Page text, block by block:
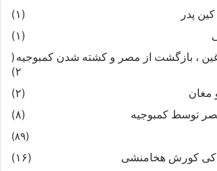
پدر
(۱)
(۱)
، بازگشت از مصر و کشته شدن کمبوجیه (
۲)
مغان
(۲)
توسط کمبوجیه
(۸)
(۸۹)
کورش هخامنشی
(۱۶)